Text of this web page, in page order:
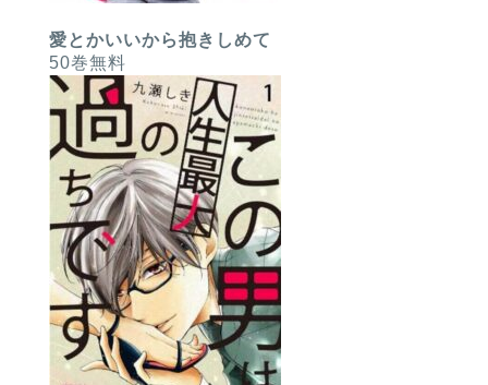
愛とかいいから抱きしめて
50巻無料